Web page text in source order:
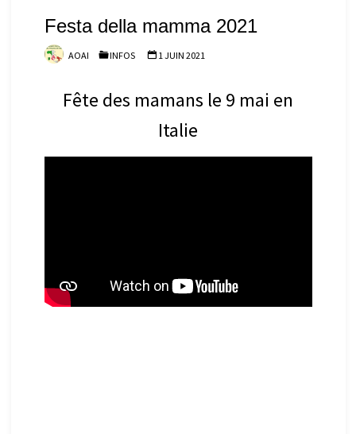
Festa della mamma 2021
AOAI INFOS 1 JUIN 2021
Fête des mamans le 9 mai en
Italie